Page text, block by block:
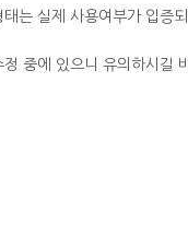
는 실제 사용여부가 입증
중에 있으니 유의하시길